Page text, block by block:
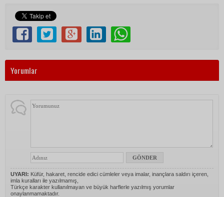
Yorumlar
UYARI: Küfür, hakaret, rencide edici cümleler veya imalar, inançlara saldırı içeren,
imla kuralları ile yazılmamış,
Türkçe karakter kullanılmayan ve büyük harflerle yazılmış yorumlar
onaylanmamaktadır.